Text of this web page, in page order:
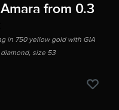
from 0.3
in 750 yellow gold with GIA
size 53